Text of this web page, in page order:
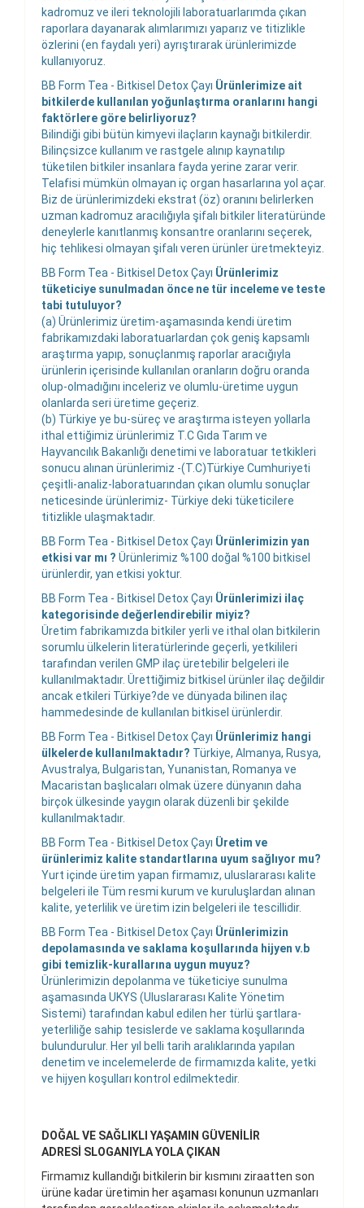
kadromuz ve ileri teknolojili laboratuarlarımda çıkan
raporlara dayanarak alımlarımızı yaparız ve titizlikle
özlerini (en faydalı yeri) ayrıştırarak ürünlerimizde
kullanıyoruz.
BB Form Tea - Bitkisel Detox Çayı Ürünlerimize ait
bitkilerde kullanılan yoğunlaştırma oranlarını hangi
faktörlere göre belirliyoruz?
Bilindiği gibi bütün kimyevi ilaçların kaynağı bitkilerdir.
Bilinçsizce kullanım ve rastgele alınıp kaynatılıp
tüketilen bitkiler insanlara fayda yerine zarar verir.
Telafisi mümkün olmayan iç organ hasarlarına yol açar.
Biz de ürünlerimizdeki ekstrat (öz) oranını belirlerken
uzman kadromuz aracılığıyla şifalı bitkiler literatüründe
deneylerle kanıtlanmış konsantre oranlarını seçerek,
hiç tehlikesi olmayan şifalı veren ürünler üretmekteyiz.
BB Form Tea - Bitkisel Detox Çayı Ürünlerimiz
tüketiciye sunulmadan önce ne tür inceleme ve teste
tabi tutuluyor?
(a) Ürünlerimiz üretim-aşamasında kendi üretim
fabrikamızdaki laboratuarlardan çok geniş kapsamlı
araştırma yapıp, sonuçlanmış raporlar aracığıyla
ürünlerin içerisinde kullanılan oranların doğru oranda
olup-olmadığını inceleriz ve olumlu-üretime uygun
olanlarda seri üretime geçeriz.
(b) Türkiye ye bu-süreç ve araştırma isteyen yollarla
ithal ettiğimiz ürünlerimiz T.C Gıda Tarım ve
Hayvancılık Bakanlığı denetimi ve laboratuar tetkikleri
sonucu alınan ürünlerimiz -(T.C)Türkiye Cumhuriyeti
çeşitli-analiz-laboratuarından çıkan olumlu sonuçlar
neticesinde ürünlerimiz- Türkiye deki tüketicilere
titizlikle ulaşmaktadır.
BB Form Tea - Bitkisel Detox Çayı Ürünlerimizin yan
etkisi var mı ? Ürünlerimiz %100 doğal %100 bitkisel
ürünlerdir, yan etkisi yoktur.
BB Form Tea - Bitkisel Detox Çayı Ürünlerimizi ilaç
kategorisinde değerlendirebilir miyiz?
Üretim fabrikamızda bitkiler yerli ve ithal olan bitkilerin
sorumlu ülkelerin literatürlerinde geçerli, yetkilileri
tarafından verilen GMP ilaç üretebilir belgeleri ile
kullanılmaktadır. Ürettiğimiz bitkisel ürünler ilaç değildir
ancak etkileri Türkiye?de ve dünyada bilinen ilaç
hammedesinde de kullanılan bitkisel ürünlerdir.
BB Form Tea - Bitkisel Detox Çayı Ürünlerimiz hangi
ülkelerde kullanılmaktadır? Türkiye, Almanya, Rusya,
Avustralya, Bulgaristan, Yunanistan, Romanya ve
Macaristan başlıcaları olmak üzere dünyanın daha
birçok ülkesinde yaygın olarak düzenli bir şekilde
kullanılmaktadır.
BB Form Tea - Bitkisel Detox Çayı Üretim ve
ürünlerimiz kalite standartlarına uyum sağlıyor mu?
Yurt içinde üretim yapan firmamız, uluslararası kalite
belgeleri ile Tüm resmi kurum ve kuruluşlardan alınan
kalite, yeterlilik ve üretim izin belgeleri ile tescillidir.
BB Form Tea - Bitkisel Detox Çayı Ürünlerimizin
depolamasında ve saklama koşullarında hijyen v.b
gibi temizlik-kurallarına uygun muyuz?
Ürünlerimizin depolanma ve tüketiciye sunulma
aşamasında UKYS (Uluslararası Kalite Yönetim
Sistemi) tarafından kabul edilen her türlü şartlara-
yeterliliğe sahip tesislerde ve saklama koşullarında
bulundurulur. Her yıl belli tarih aralıklarında yapılan
denetim ve incelemelerde de firmamızda kalite, yetki
ve hijyen koşulları kontrol edilmektedir.
DOĞAL VE SAĞLIKLI YAŞAMIN GÜVENİLİR
ADRESİ SLOGANIYLA YOLA ÇIKAN
Firmamız kullandığı bitkilerin bir kısmını ziraatten son
ürüne kadar üretimin her aşaması konunun uzmanları